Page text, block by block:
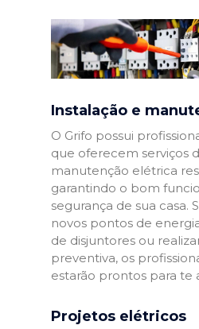
Instalação e
O Grifo possui
que oferecem serviços
manutenção elétrica
garantindo o bom
segurança de sua casa.
novos pontos de
de disjuntores ou
preventiva, os
estarão prontos para te
Projetos elétricos